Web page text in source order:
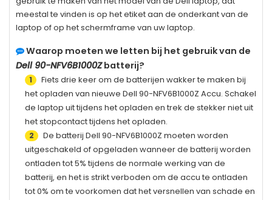
meestal te vinden is op het etiket aan de onderkant van de
laptop of op het schermframe van uw laptop.
Waarop moeten we letten bij het gebruik van de
Dell 90-NFV6B1000Zbatterij?
1
Fiets drie keer om de batterijen wakker te maken bij
het opladen van nieuwe Dell 90-NFV6B1000Z Accu. Schakel
de laptop uit tijdens het opladen en trek de stekker niet uit
het stopcontact tijdens het opladen.
2 De batterij Dell 90-NFV6B1000Z moeten worden
uitgeschakeld of opgeladen wanneer de batterij worden
ontladen tot 5% tijdens de normale werking van de
batterij, en het is strikt verboden om de accu te ontladen
tot 0% om te voorkomen dat het versnellen van schade en